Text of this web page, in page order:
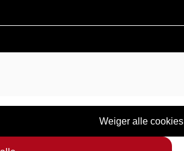
Weiger alle cookies